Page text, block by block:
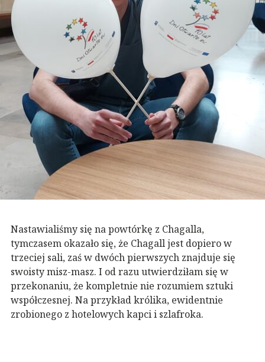
Nastawialiśmy się na powtórkę z Chagalla,
tymczasem okazało się, że Chagall jest dopiero w
trzeciej sali, zaś w dwóch pierwszych znajduje się
swoisty misz-masz. I od razu utwierdziłam się w
przekonaniu, że kompletnie nie rozumiem sztuki
współczesnej. Na przykład królika, ewidentnie
zrobionego z hotelowych kapci i szlafroka.